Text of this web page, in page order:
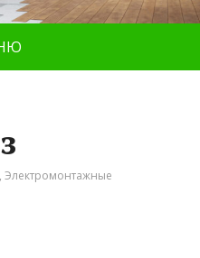
,Электромонтажные